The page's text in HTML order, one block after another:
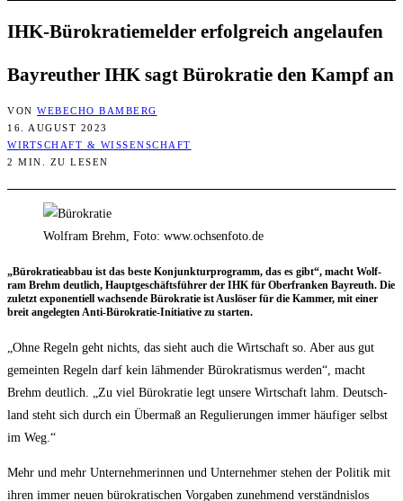
IHK-Büro­kra­tie­mel­der erfolg­reich angelaufen
Bay­reu­ther IHK sagt Büro­kra­tie den Kampf an
VON WEBECHO BAMBERG
16. AUGUST 2023
WIRTSCHAFT & WISSENSCHAFT
2 MIN. ZU LESEN
Wolfram Brehm, Foto: www.ochsenfoto.de
„Büro­kra­tie­ab­bau ist das bes­te Kon­junk­tur­pro­gramm, das es gibt“, macht Wolf­
ram Brehm deut­lich, Haupt­ge­schäfts­füh­rer der IHK für Ober­fran­ken Bay­reuth. Die
zuletzt expo­nen­ti­ell wach­sen­de Büro­kra­tie ist Aus­lö­ser für die Kam­mer, mit einer
breit ange­leg­ten Anti-Büro­kra­tie-Initia­ti­ve zu starten.
„Ohne Regeln geht nichts, das sieht auch die Wirt­schaft so. Aber aus gut
gemein­ten Regeln darf kein läh­men­der Büro­kra­tis­mus wer­den“, macht
Brehm deut­lich. „Zu viel Büro­kra­tie legt unse­re Wirt­schaft lahm. Deutsch­
land steht sich durch ein Über­maß an Regu­lie­run­gen immer häu­fi­ger selbst
im Weg.“
Mehr und mehr Unter­neh­me­rin­nen und Unter­neh­mer ste­hen der Poli­tik mit
ihren immer neu­en büro­kra­ti­schen Vor­ga­ben zuneh­mend ver­ständ­nis­los